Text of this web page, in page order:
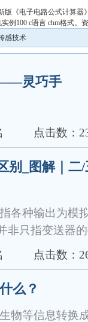
《电子电路公式计算器
例100 c语言 chm格式。
感技术
——灵巧手
点击数：
别_图解｜二
各种输出为模
非只指变送器
点击数：
么？
物等信息转换